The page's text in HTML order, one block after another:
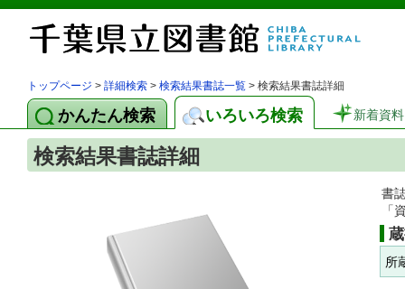
トップページ > 詳細検索 > 検索結果書誌一覧 > 検索結果書誌詳細
かんたん検索 いろいろ検索 新着資料
検索結果書誌詳細
書
「
所